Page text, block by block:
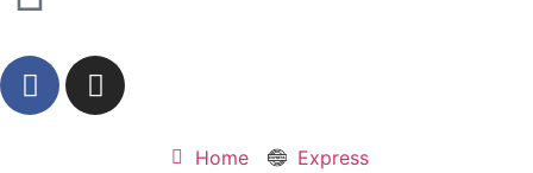
Home Express